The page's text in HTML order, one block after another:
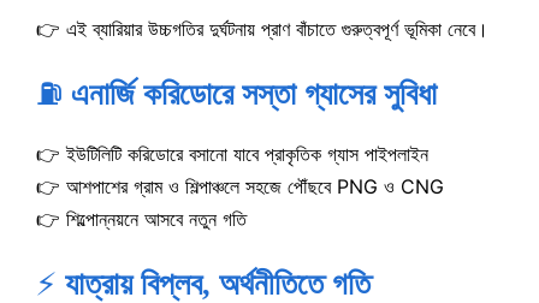
👉 এই ব্যারিয়ার উচ্চগতির দুর্ঘটনায় প্রাণ বাঁচাতে গুরুত্বপূর্ণ ভূমিকা নেবে।
⛽ এনার্জি করিডোরে সস্তা গ্যাসের সুবিধা
👉 ইউটিলিটি করিডোরে বসানো যাবে প্রাকৃতিক গ্যাস পাইপলাইন
👉 আশপাশের গ্রাম ও শিল্পাঞ্চলে সহজে পৌঁছবে PNG ও CNG
👉 শিল্পোন্নয়নে আসবে নতুন গতি
⚡ যাত্রায় বিপ্লব, অর্থনীতিতে গতি